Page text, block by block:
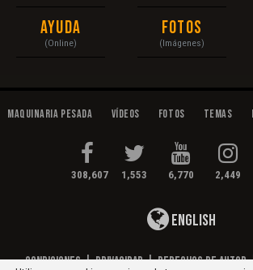
Ayuda
(Online)
Fotos
(Imágenes)
Maquinaria Pesada Vídeos Fotos Temas
308,607 1,553 6,770 2,449
English
Condiciones|Privacidad|Derechos de Autor